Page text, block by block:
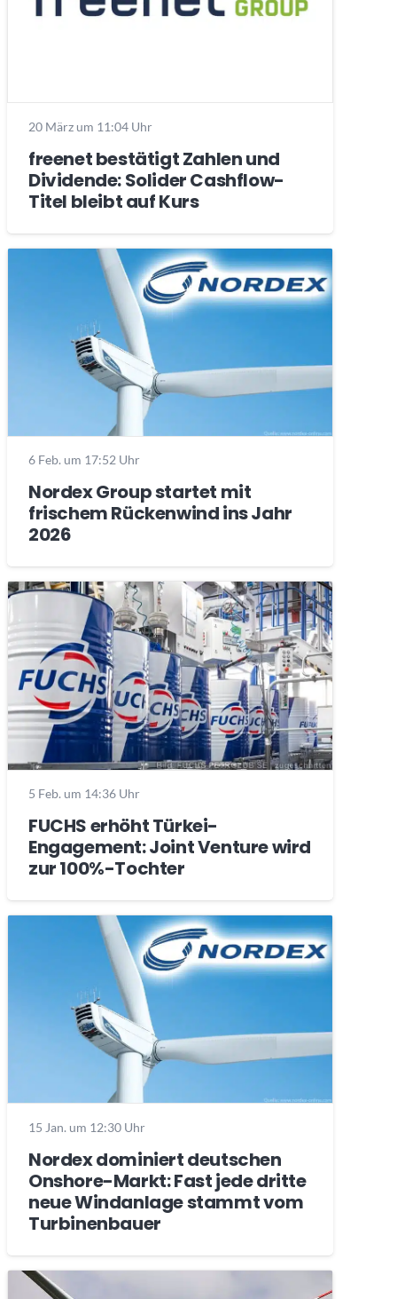
20 März um 11:04 Uhr
freenet bestätigt Zahlen und
Dividende: Solider Cashflow-
Titel bleibt auf Kurs
6 Feb. um 17:52 Uhr
Nordex Group startet mit
frischem Rückenwind ins Jahr
2026
5 Feb. um 14:36 Uhr
FUCHS erhöht Türkei-
Engagement: Joint Venture wird
zur 100%-Tochter
15 Jan. um 12:30 Uhr
Nordex dominiert deutschen
Onshore-Markt: Fast jede dritte
neue Windanlage stammt vom
Turbinenbauer